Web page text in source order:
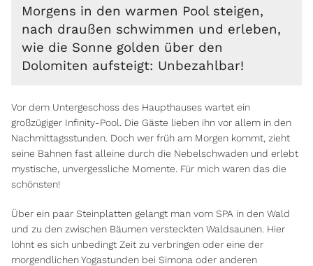
Morgens in den warmen Pool steigen,
nach draußen schwimmen und erleben,
wie die Sonne golden über den
Dolomiten aufsteigt: Unbezahlbar!
Vor dem Untergeschoss des Haupthauses wartet ein
großzügiger Infinity-Pool. Die Gäste lieben ihn vor allem in den
Nachmittagsstunden. Doch wer früh am Morgen kommt, zieht
seine Bahnen fast alleine durch die Nebelschwaden und erlebt
mystische, unvergessliche Momente. Für mich waren das die
schönsten!
Über ein paar Steinplatten gelangt man vom SPA in den Wald
und zu den zwischen Bäumen versteckten Waldsaunen. Hier
lohnt es sich unbedingt Zeit zu verbringen oder eine der
morgendlichen Yogastunden bei Simona oder anderen